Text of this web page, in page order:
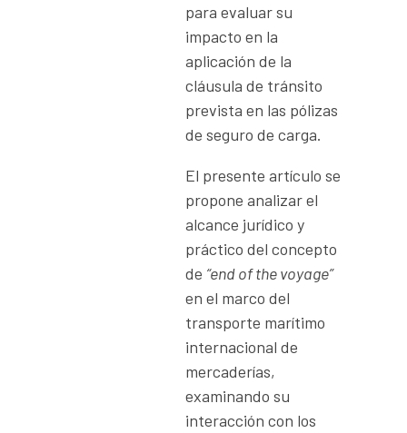
para evaluar su
impacto en la
aplicación de la
cláusula de tránsito
prevista en las pólizas
de seguro de carga.
El presente artículo se
propone analizar el
alcance jurídico y
práctico del concepto
de “end of the voyage”
en el marco del
transporte marítimo
internacional de
mercaderías,
examinando su
interacción con los